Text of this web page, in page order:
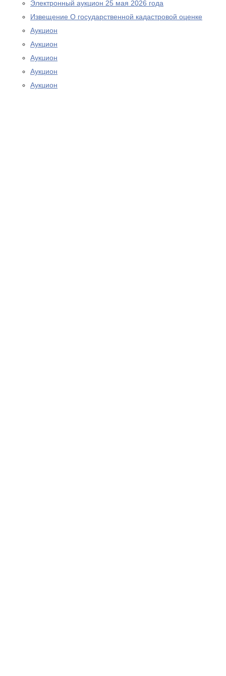
Электронный аукцион 25 мая 2026 года
Извещение О государственной кадастровой оценке
Аукцион
Аукцион
Аукцион
Аукцион
Аукцион